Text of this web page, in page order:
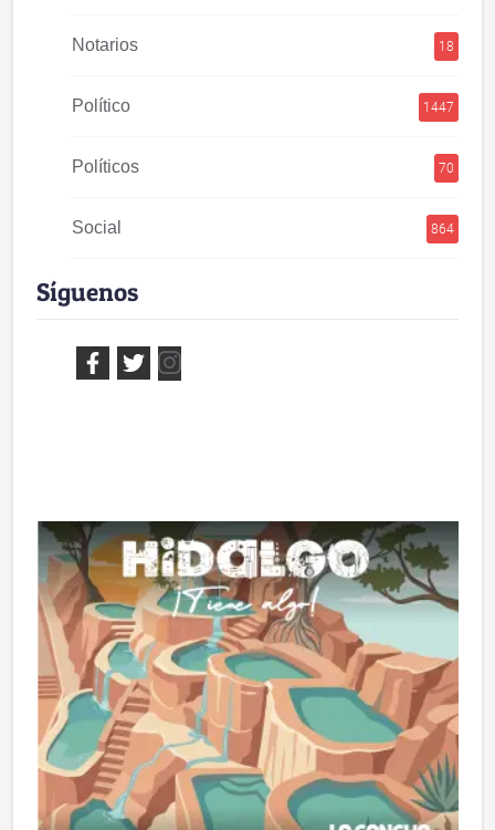
Notarios 18
Político 1447
Políticos 70
Social 864
Síguenos